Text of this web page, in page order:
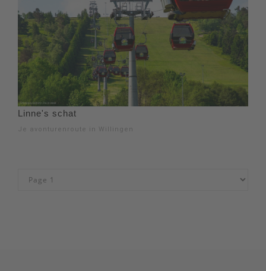
Linne's schat
Je avonturenroute in Willingen